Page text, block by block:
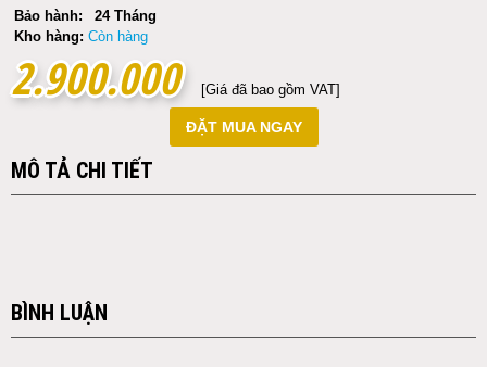
Bảo hành:
24 Tháng
Kho hàng: Còn hàng
2.900.000
2.900.000 [Giá đã bao gồm VAT]
ĐẶT MUA NGAY
MÔ TẢ CHI TIẾT
BÌNH LUẬN